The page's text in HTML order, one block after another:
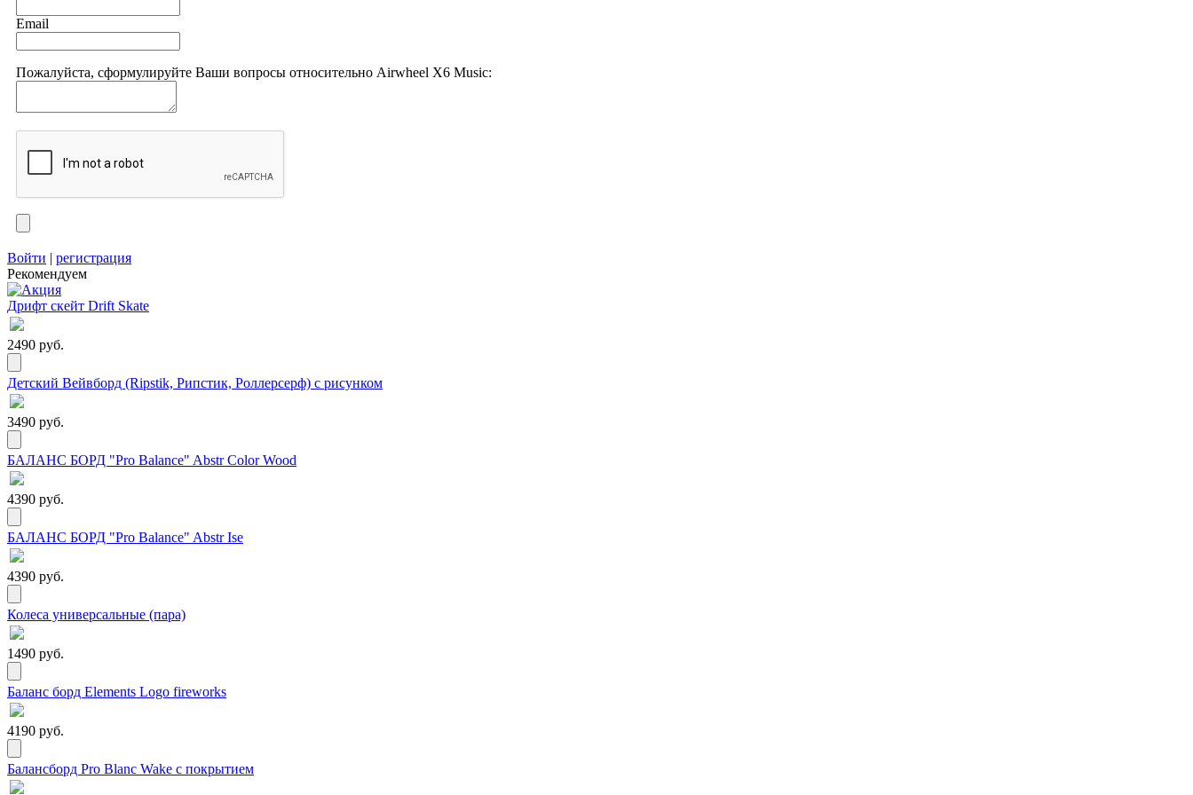
Email
Пожалуйста, сформулируйте Ваши вопросы относительно Airwheel X6 Music:
Войти | регистрация
Рекомендуем
Дрифт скейт Drift Skate
2490 руб.
Детский Вейвборд (Ripstik, Рипстик, Роллерсерф) с рисунком
3490 руб.
БАЛАНС БОРД "Pro Balance" Abstr Color Wood
4390 руб.
БАЛАНС БОРД "Pro Balance" Abstr Ise
4390 руб.
Колеса универсальные (пара)
1490 руб.
Баланс борд Elements Logo fireworks
4190 руб.
Балансборд Pro Blanc Wake с покрытием